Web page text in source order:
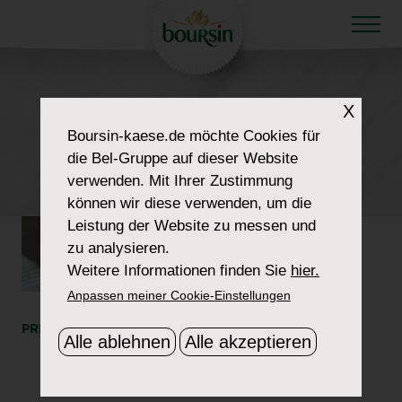
HOW TO WOW
SECTION-FEATURED-
IMG-2
PRINT SHARE
X
Boursin-kaese.demöchte Cookies für
die Bel-Gruppe auf dieser Website
verwenden. Mit Ihrer Zustimmung
können wir diese verwenden, um die
Leistung der Website zu messen und
zu analysieren.
Weitere Informationen finden Sie hier.
Anpassen meiner Cookie-Einstellungen
Alle ablehnen Alle akzeptieren